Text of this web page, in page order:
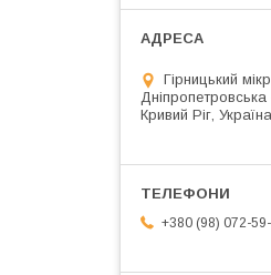
Гірницький
Кривий Ріг, Україна
+380 (98) 072-